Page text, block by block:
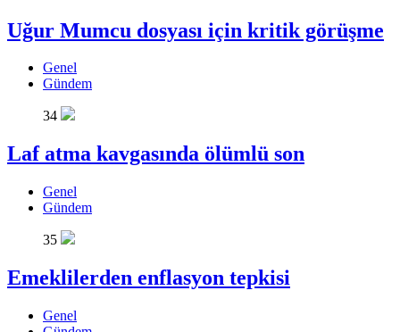
Uğur Mumcu dosyası için kritik görüşme
Genel
Gündem
34
Laf atma kavgasında ölümlü son
Genel
Gündem
35
Emeklilerden enflasyon tepkisi
Genel